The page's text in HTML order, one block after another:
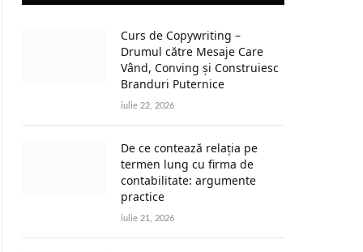
Curs de Copywriting –
Drumul către Mesaje Care
Vând, Conving și Construiesc
Branduri Puternice
iulie 22, 2026
De ce contează relația pe
termen lung cu firma de
contabilitate: argumente
practice
iulie 21, 2026